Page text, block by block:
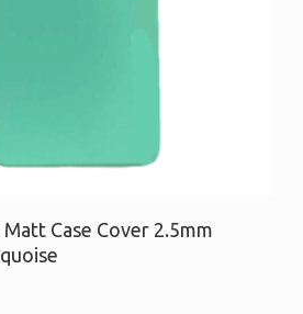
περισσότερα
Case Cover 2.5mm